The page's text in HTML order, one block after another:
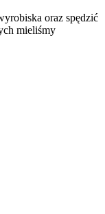
oraz spędzić
mieliśmy